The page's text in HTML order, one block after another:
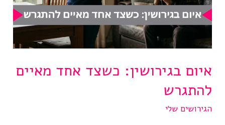
איום בגירושין: כשצד אחד מאיים
להתגרש
הגירושים שלי